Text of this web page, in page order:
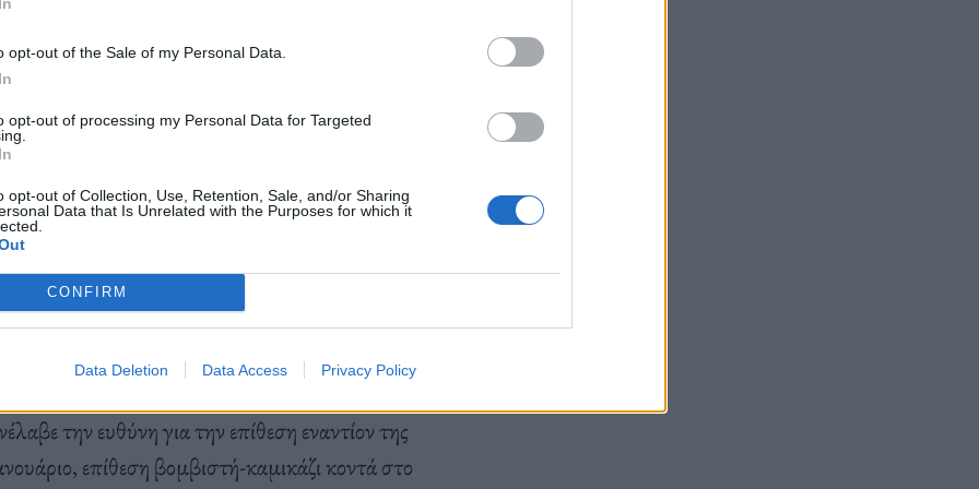
opt-out of the Sale of my Personal Data.
opt-out of processing my Personal Data for Targeted
opt-out of Collection, Use, Retention, Sale, and/or Sharing
Data that Is Unrelated with the Purposes for which it
CONFIRM
Data Deletion Data Access Privacy Policy
διακρίνονται αρκετά κοινά στοιχεία, οι
σημαντικές διαφορές. Το ΙΚΧ επιδιώκει την
των Ταλιμπάν εξαντλούνται στο να
Αφγανιστάν».
Δεκεμβρίου 2022, εναντίον ξενοδοχείου της
κινέζοι πολίτες είχαν τραυματιστεί σε
την ευθύνη για την επίθεση εναντίον της
επίθεση βομβιστή-καμικάζι κοντά στο